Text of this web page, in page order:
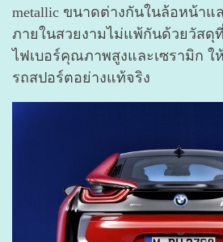
metallic ขนาดต่างกันในล้อหน้าแ
ภายในสวยงามไม่แพ้กันด้วยวัสดุ
ไฟเบอร์คุณภาพสูงและเซรามิก ใ
รถสปอร์ตอย่างแท้จริง